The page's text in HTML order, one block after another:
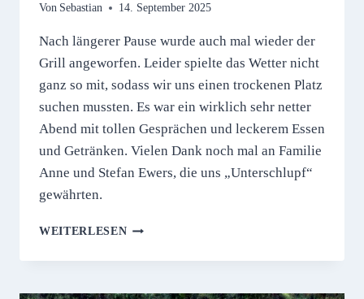
Von Sebastian 14. September 2025
Nach längerer Pause wurde auch mal wieder der
Grill angeworfen. Leider spielte das Wetter nicht
ganz so mit, sodass wir uns einen trockenen Platz
suchen mussten. Es war ein wirklich sehr netter
Abend mit tollen Gesprächen und leckerem Essen
und Getränken. Vielen Dank noch mal an Familie
Anne und Stefan Ewers, die uns „Unterschlupf“
gewährten.
WEITERLESENGRILLABEND
SAISONBEGINN